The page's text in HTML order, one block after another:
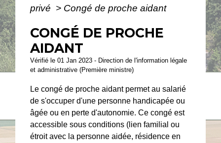
privé > Congé de proche aidant
CONGÉ DE PROCHE
AIDANT
Vérifié le 01 Jan 2023 - Direction de l'information légale
et administrative (Première ministre)
Le congé de proche aidant permet au salarié
de s'occuper d'une personne handicapée ou
âgée ou en perte d'autonomie. Ce congé est
accessible sous conditions (lien familial ou
étroit avec la personne aidée, résidence en